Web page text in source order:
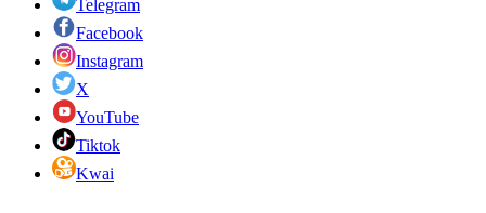
Telegram
Facebook
Instagram
X
YouTube
Tiktok
Kwai